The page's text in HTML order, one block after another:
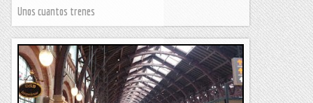
Unos cuantos trenes